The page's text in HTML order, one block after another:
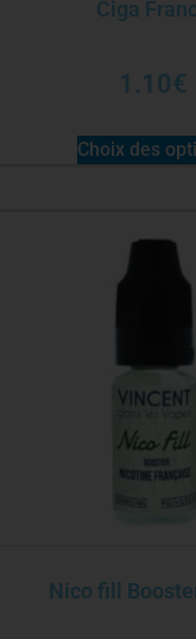
Ciga
1.10€
Choix des
Nico fill